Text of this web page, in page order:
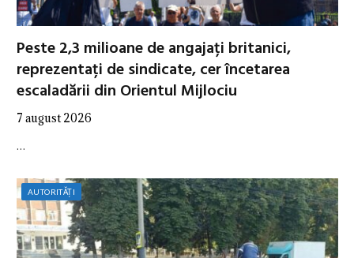
Peste 2,3 milioane de angajați britanici,
reprezentați de sindicate, cer încetarea
escaladării din Orientul Mijlociu
7 august 2026
…
AUTORITĂȚI